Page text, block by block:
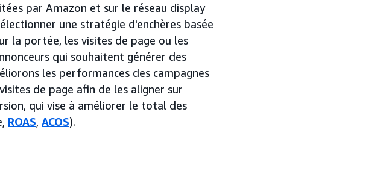
par Amazon et sur le réseau display
une stratégie d'enchères basée
la portée, les visites de page ou les
qui souhaitent générer des
les performances des campagnes
de page afin de les aligner sur
qui vise à améliorer le total des
ROAS, ACOS).